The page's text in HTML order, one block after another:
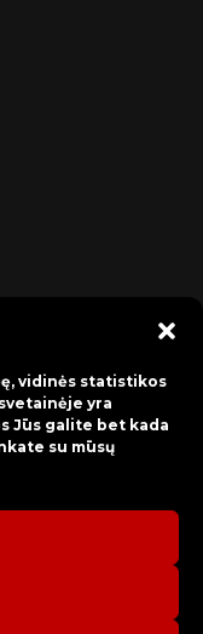
vidinės statistikos
yra
Jūs galite bet kada
su mūsų
centras